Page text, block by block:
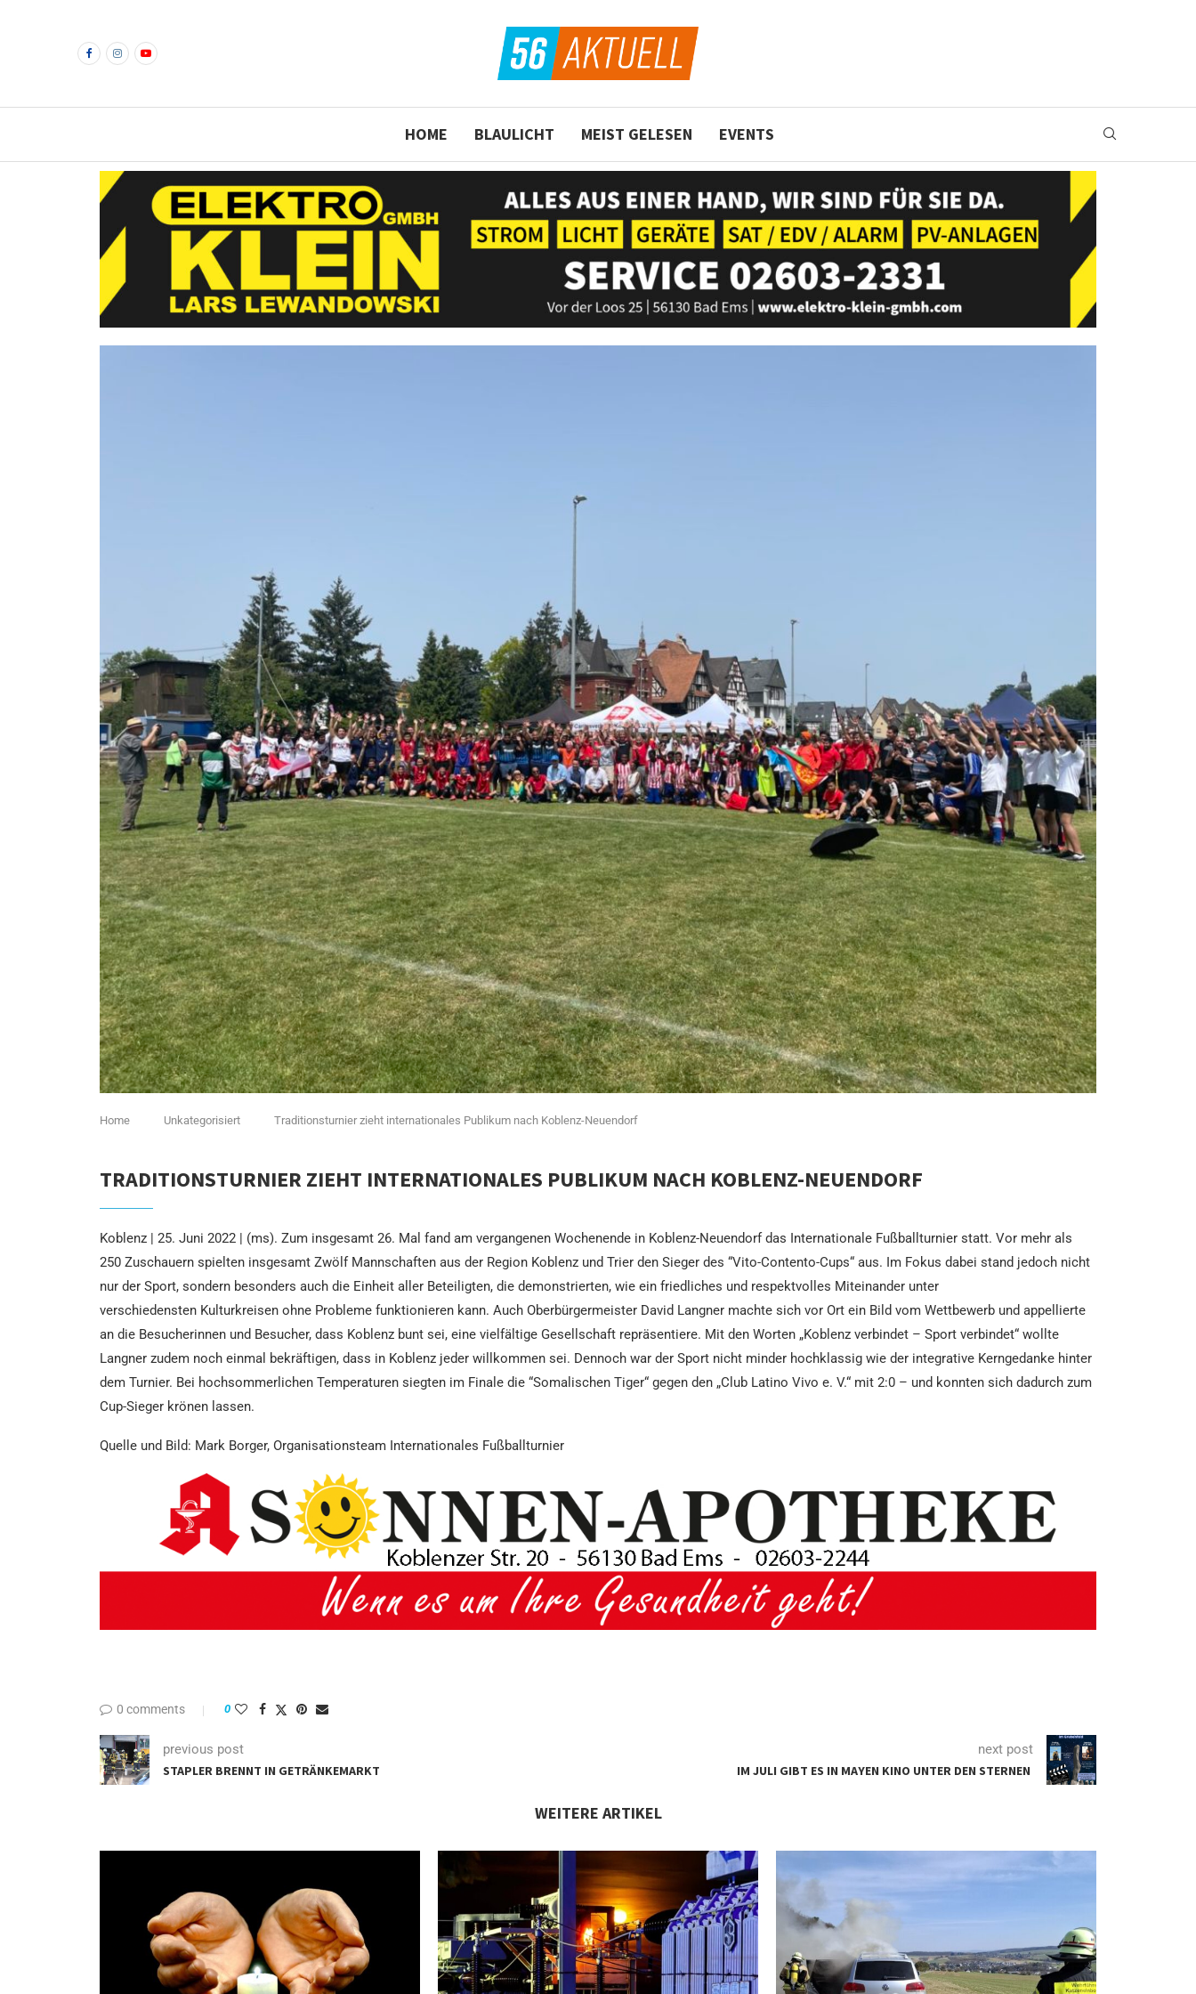
HOME BLAULICHT MEIST GELESEN EVENTS
Home Unkategorisiert Traditionsturnier zieht internationales Publikum nach Koblenz-Neuendorf
TRADITIONSTURNIER ZIEHT INTERNATIONALES PUBLIKUM NACH KOBLENZ-NEUENDORF
Koblenz | 25. Juni 2022 | (ms). Zum insgesamt 26. Mal fand am vergangenen Wochenende in Koblenz-Neuendorf das Internationale Fußballturnier statt. Vor mehr als
250 Zuschauern spielten insgesamt Zwölf Mannschaften aus der Region Koblenz und Trier den Sieger des “Vito-Contento-Cups“ aus. Im Fokus dabei stand jedoch nicht
nur der Sport, sondern besonders auch die Einheit aller Beteiligten, die demonstrierten, wie ein friedliches und respektvolles Miteinander unter
verschiedensten Kulturkreisen ohne Probleme funktionieren kann. Auch Oberbürgermeister David Langner machte sich vor Ort ein Bild vom Wettbewerb und appellierte
an die Besucherinnen und Besucher, dass Koblenz bunt sei, eine vielfältige Gesellschaft repräsentiere. Mit den Worten „Koblenz verbindet – Sport verbindet“ wollte
Langner zudem noch einmal bekräftigen, dass in Koblenz jeder willkommen sei. Dennoch war der Sport nicht minder hochklassig wie der integrative Kerngedanke hinter
dem Turnier. Bei hochsommerlichen Temperaturen siegten im Finale die “Somalischen Tiger“ gegen den „Club Latino Vivo e. V.“ mit 2:0 – und konnten sich dadurch zum
Cup-Sieger krönen lassen.
Quelle und Bild: Mark Borger, Organisationsteam Internationales Fußballturnier
0 comments 0
previous post
STAPLER BRENNT IN GETRÄNKEMARKT
next post
IM JULI GIBT ES IN MAYEN KINO UNTER DEN STERNEN
WEITERE ARTIKEL